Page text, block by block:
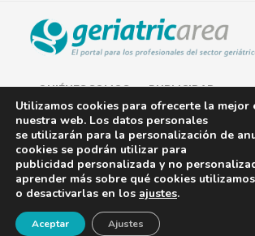
QUIÉNES SOMOS PUBLICIDAD
AVISO LEGAL
POLÍTICA DE COOKIES
POLÍTICA DE PRIVACIDAD
CONTACTO¡Newsletter!
Utilizamos cookies para ofrecerte la mejor
nuestra web. Los datos personales
se utilizarán para la personalización de
cookies se podrán utilizar para
publicidad personalizada y no
aprender más sobre qué cookies utilizamos
o desactivarlas en los ajustes.
Aceptar Ajustes